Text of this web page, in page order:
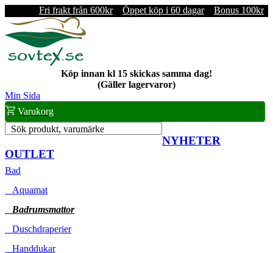
Fri frakt från 600kr Öppet köp i 60 dagar Bonus 100kr
Köp innan kl 15 skickas samma dag!
(Gäller lagervaror)
Min Sida
Varukorg
Sök produkt, varumärke
NYHETER
OUTLET
Bad
Aquamat
Badrumsmattor
Duschdraperier
Handdukar